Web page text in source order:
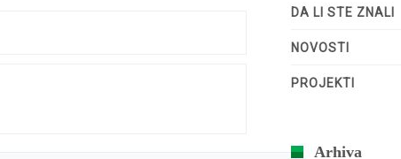
DA LI STE ZNALI
NOVOSTI
PROJEKTI
Arhiva